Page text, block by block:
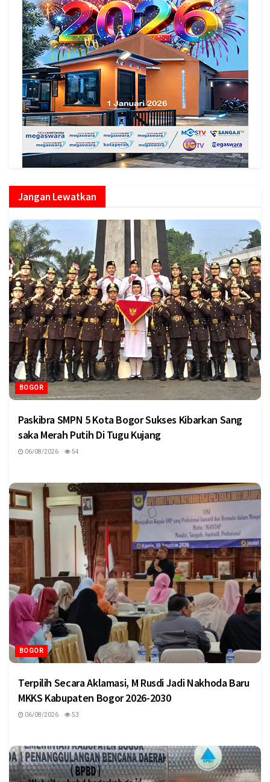
Jangan Lewatkan
BOGOR
Paskibra SMPN 5 Kota Bogor Sukses Kibarkan Sang
saka Merah Putih Di Tugu Kujang
06/08/2026 54
BOGOR
Terpilih Secara Aklamasi, M Rusdi Jadi Nakhoda Baru
MKKS Kabupaten Bogor 2026-2030
06/08/2026 53